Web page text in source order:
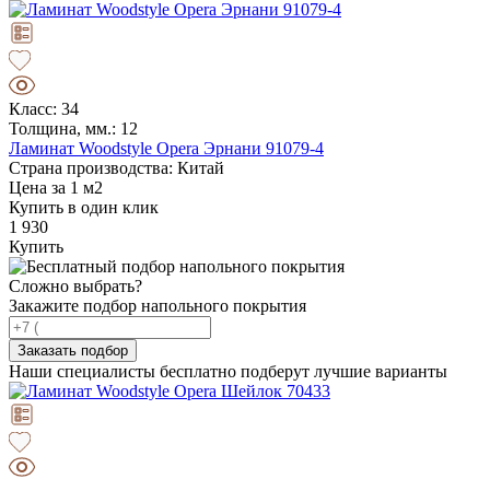
Класс: 34
Толщина, мм.: 12
Ламинат Woodstyle Opera Эрнани 91079-4
Страна производства: Китай
Цена за 1 м2
Купить в один клик
1 930
Купить
Сложно выбрать?
Закажите подбор напольного покрытия
Заказать подбор
Наши специалисты бесплатно подберут лучшие варианты